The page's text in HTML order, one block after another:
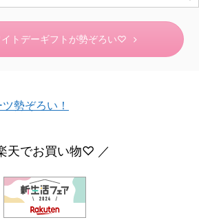
トデーギフトが勢ぞろい♡
勢ぞろい！
天でお買い物♡ ／